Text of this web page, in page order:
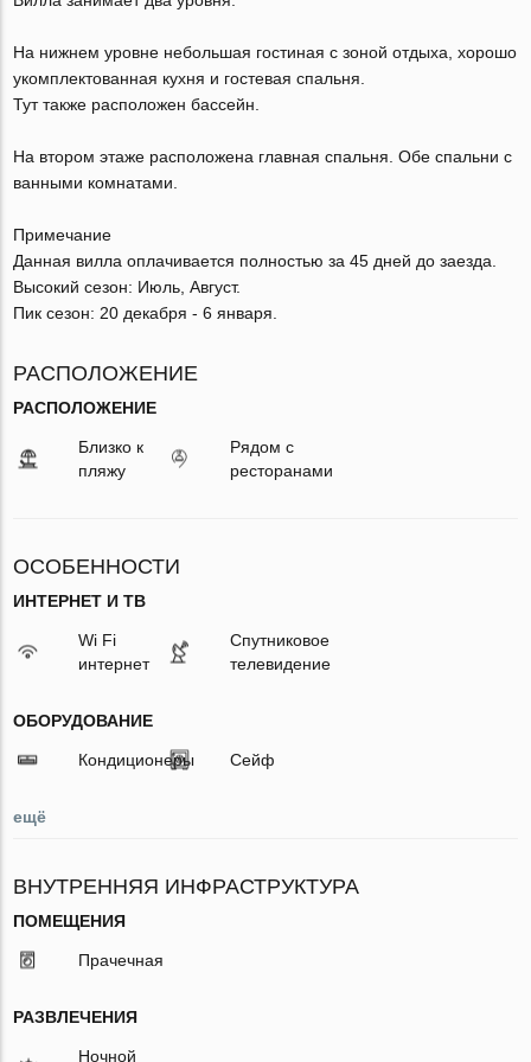
На нижнем уровне небольшая гостиная с зоной отдыха, хорошо
укомплектованная кухня и гостевая спальня.
Тут также расположен бассейн.
На втором этаже расположена главная спальня. Обе спальни с
ванными комнатами.
Примечание
Данная вилла оплачивается полностью за 45 дней до заезда.
Высокий сезон: Июль, Август.
Пик сезон: 20 декабря - 6 января.
РАСПОЛОЖЕНИЕ
РАСПОЛОЖЕНИЕ
Близко к
пляжу
Рядом с
ресторанами
ОСОБЕННОСТИ
ИНТЕРНЕТ И ТВ
Wi Fi
интернет
Спутниковое
телевидение
ОБОРУДОВАНИЕ
Кондиционеры Сейф
ещё
ВНУТРЕННЯЯ ИНФРАСТРУКТУРА
ПОМЕЩЕНИЯ
Прачечная
РАЗВЛЕЧЕНИЯ
Ночной